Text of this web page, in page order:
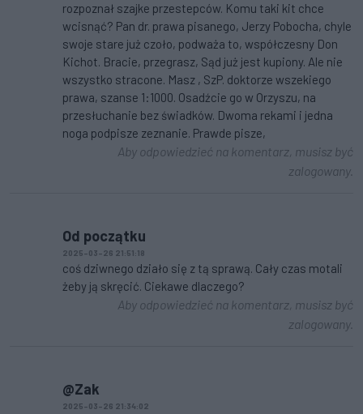
rozpoznał szajke przestepców. Komu taki kit chce
wcisnąć? Pan dr. prawa pisanego, Jerzy Pobocha, chyle
swoje stare już czoło, podważa to, współczesny Don
Kichot. Bracie, przegrasz, Sąd już jest kupiony. Ale nie
wszystko stracone. Masz , SzP. doktorze wszekiego
prawa, szanse 1:1000. Osadźcie go w Orzyszu, na
przesłuchanie bez świadków. Dwoma rekami i jedna
noga podpisze zeznanie. Prawde pisze,
Aby odpowiedzieć na komentarz, musisz być
zalogowany.
Od początku
2025-03-26 21:51:18
coś dziwnego działo się z tą sprawą. Cały czas motali
żeby ją skręcić. Ciekawe dlaczego?
Aby odpowiedzieć na komentarz, musisz być
zalogowany.
@Zak
2025-03-26 21:34:02